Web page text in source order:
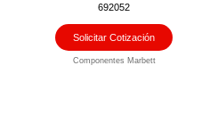
692052
Solicitar Cotización
Componentes Marbett